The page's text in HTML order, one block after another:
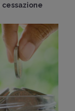
cessazione